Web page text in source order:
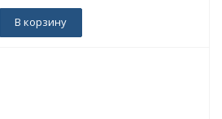
В корзину